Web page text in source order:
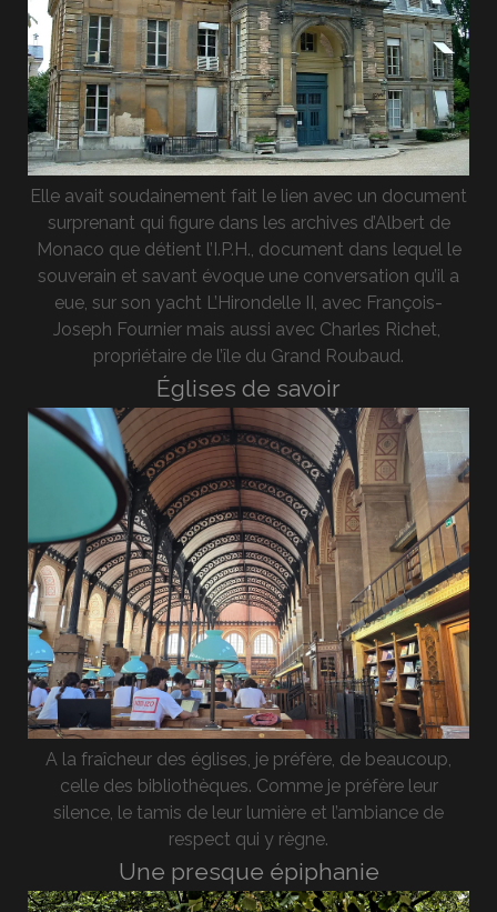
Elle avait soudainement fait le lien avec un document
surprenant qui figure dans les archives d’Albert de
Monaco que détient l’I.P.H., document dans lequel le
souverain et savant évoque une conversation qu’il a
eue, sur son yacht L’Hirondelle II, avec François-
Joseph Fournier mais aussi avec Charles Richet,
propriétaire de l’île du Grand Roubaud.
Églises de savoir
A la fraîcheur des églises, je préfère, de beaucoup,
celle des bibliothèques. Comme je préfère leur
silence, le tamis de leur lumière et l’ambiance de
respect qui y règne.
Une presque épiphanie